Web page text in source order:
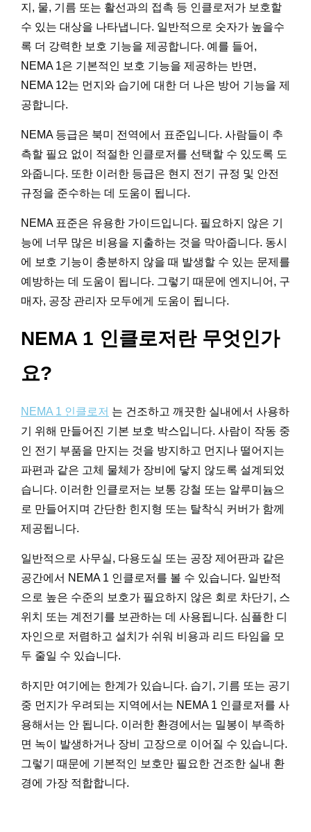
지, 물, 기름 또는 활선과의 접촉 등 인클로저가 보호할
수 있는 대상을 나타냅니다. 일반적으로 숫자가 높을수
록 더 강력한 보호 기능을 제공합니다. 예를 들어,
NEMA 1은 기본적인 보호 기능을 제공하는 반면,
NEMA 12는 먼지와 습기에 대한 더 나은 방어 기능을 제
공합니다.
NEMA 등급은 북미 전역에서 표준입니다. 사람들이 추
측할 필요 없이 적절한 인클로저를 선택할 수 있도록 도
와줍니다. 또한 이러한 등급은 현지 전기 규정 및 안전
규정을 준수하는 데 도움이 됩니다.
NEMA 표준은 유용한 가이드입니다. 필요하지 않은 기
능에 너무 많은 비용을 지출하는 것을 막아줍니다. 동시
에 보호 기능이 충분하지 않을 때 발생할 수 있는 문제를
예방하는 데 도움이 됩니다. 그렇기 때문에 엔지니어, 구
매자, 공장 관리자 모두에게 도움이 됩니다.
NEMA 1 인클로저란 무엇인가
요?
NEMA 1 인클로저 는 건조하고 깨끗한 실내에서 사용하
기 위해 만들어진 기본 보호 박스입니다. 사람이 작동 중
인 전기 부품을 만지는 것을 방지하고 먼지나 떨어지는
파편과 같은 고체 물체가 장비에 닿지 않도록 설계되었
습니다. 이러한 인클로저는 보통 강철 또는 알루미늄으
로 만들어지며 간단한 힌지형 또는 탈착식 커버가 함께
제공됩니다.
일반적으로 사무실, 다용도실 또는 공장 제어판과 같은
공간에서 NEMA 1 인클로저를 볼 수 있습니다. 일반적
으로 높은 수준의 보호가 필요하지 않은 회로 차단기, 스
위치 또는 계전기를 보관하는 데 사용됩니다. 심플한 디
자인으로 저렴하고 설치가 쉬워 비용과 리드 타임을 모
두 줄일 수 있습니다.
하지만 여기에는 한계가 있습니다. 습기, 기름 또는 공기
중 먼지가 우려되는 지역에서는 NEMA 1 인클로저를 사
용해서는 안 됩니다. 이러한 환경에서는 밀봉이 부족하
면 녹이 발생하거나 장비 고장으로 이어질 수 있습니다.
그렇기 때문에 기본적인 보호만 필요한 건조한 실내 환
경에 가장 적합합니다.